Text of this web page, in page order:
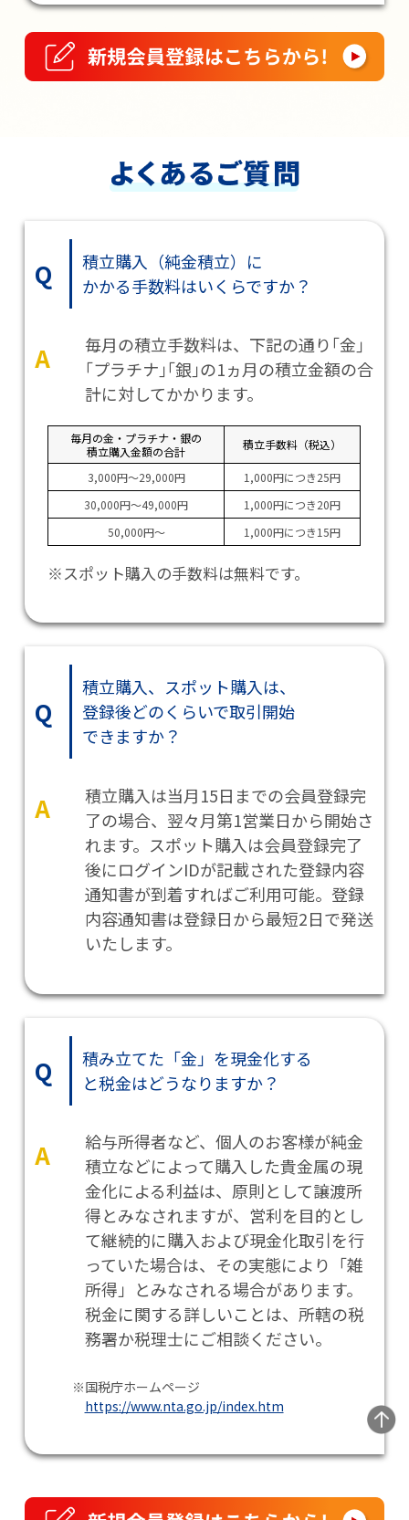
Q
積立購入（純金積立）に
かかる手数料はいくらですか？
A
毎月の積立手数料は、下記の通り｢金｣
｢プラチナ｣｢銀｣の1ヵ月の積立金額の合
計に対してかかります。
毎月の金・プラチナ・銀の
積立購入金額の合計
積立手数料（税込）
3,000円～29,000円
1,000円につき25円
30,000円～49,000円
1,000円につき20円
50,000円～
1,000円につき15円
※スポット購入の手数料は無料です。
Q
積立購入、スポット購入は、
登録後どのくらいで取引開始
できますか？
A
積立購入は当月15日までの会員登録完
了の場合、翌々月第1営業日から開始さ
れます。スポット購入は会員登録完了
後にログインIDが記載された登録内容
通知書が到着すればご利用可能。登録
内容通知書は登録日から最短2日で発送
いたします。
Q
積み立てた「金」を現金化する
と税金はどうなりますか？
A
給与所得者など、個人のお客様が純金
積立などによって購入した貴金属の現
金化による利益は、原則として譲渡所
得とみなされますが、営利を目的とし
て継続的に購入および現金化取引を行
っていた場合は、その実態により「雑
所得」とみなされる場合があります。
税金に関する詳しいことは、所轄の税
務署か税理士にご相談ください。
※国税庁ホームページ
https://www.nta.go.jp/index.htm